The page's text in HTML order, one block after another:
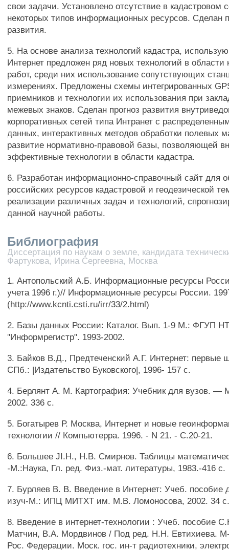
свои задачи. Установлено отсутствие в кадастровом
некоторых типов информационных ресурсов. Сделан
развития.
5. На основе анализа технологий кадастра,
Интернет предложен ряд новых технологий в области
работ, среди них использование сопутствующих
измерениях. Предложены схемы интегрированных
приемников и технологии их использования при
межевых знаков. Сделан прогноз развития
корпоративных сетей типа Интранет с
данных, интерактивных методов обработки полевых
развитие нормативно-правовой базы, позволяющей
эффективные технологии в области кадастра.
6. Разработан информационно-справочный сайт для
российских ресурсов кадастровой и геодезической
реализации различных задач и технологий,
данной научной работы.
Библиография
Диссертация по наукам о земле, кандидата
Фартукова, Ирина Сергеевна, Москва
1. Антопольский А.Б. Информационные ресурсы
учета 1996 г.)// Информационные ресурсы России.
(http://www.kcnti.csti.ru/irr/33/2.html)
2. Базы данных России: Каталог. Вып. 1-9 М.: ФГУП
"Информрегистр". 1993-2002.
3. Байков В.Д., Предтеченский А.Г. Интернет: первые
СПб.: |Издательство Буковского|, 1996- 157 с.
4. Берлянт А. М. Картография: Учебник для вузов. —
2002. 336 с.
5. Богатырев Р. Москва, Интернет и новые
технологии // Компьютерра. 1996. - N 21. - С.20-21.
6. Большее JI.H., Н.В. Смирнов. Таблицы
-М.:Наука, Гл. ред. Физ.-мат. литературы, 1983.-416 с.
7. Бурляев В. В. Введение в Интернет: Учеб. пособие
изуч-М.: ИПЦ МИТХТ им. М.В. Ломоносова, 2002. 34
8. Введение в интернет-технологии : Учеб. пособие
Матчин, В.А. Мордвинов / Под ред. Н.Н. Евтихиева. М-
Рос. Федерации. Моск. гос. ин-т радиотехники,